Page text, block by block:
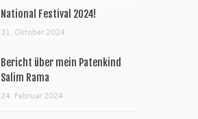
National Festival 2024!
31. Oktober 2024
Bericht über mein Patenkind
Salim Rama
24. Februar 2024